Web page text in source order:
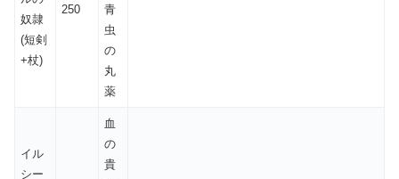
奴隷
(短剣
+杖)
250
青
虫
の
丸
薬
イル
シー
血
の
貴